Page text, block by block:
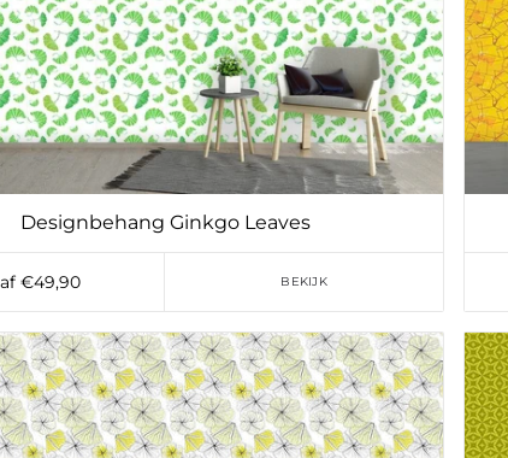
Toevoegen aan verlanglijst
Designbehang Ginkgo Leaves
€49,90 BEKIJK